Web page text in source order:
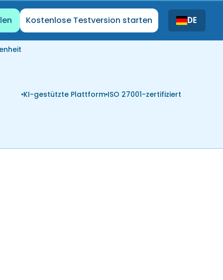
Kostenlose Testversion starten DE
KI-gestützte Plattform ISO 27001-zertifiziert